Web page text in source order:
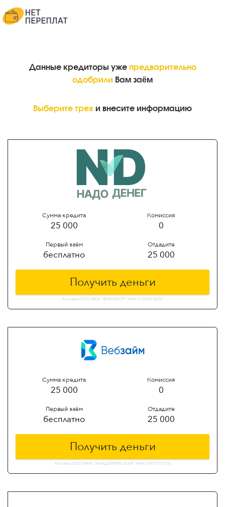
Данные кредиторы уже предварительно
одобрили Вам заём
Выберите трех и внесите информацию
Сумма кредита
25 000
Комиссия
0
Первый заём
бесплатно
Отдадите
25 000
Получить деньги
Реклама ООО МКК "ФИНАФОР" ИНН 9728073836
Сумма кредита
25 000
Комиссия
0
Первый заём
бесплатно
Отдадите
25 000
Получить деньги
Реклама ООО МКК "АКАДЕМИЧЕСКАЯ" ИНН 5407973316